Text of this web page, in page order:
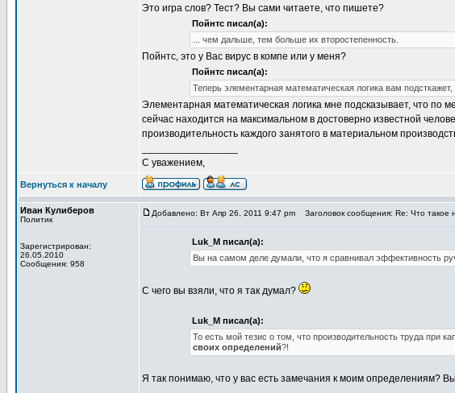
Это игра слов? Тест? Вы сами читаете, что пишете?
Пойнтс писал(а):
... чем дальше, тем больше их второстепенность.
Пойнтс, это у Вас вирус в компе или у меня?
Пойнтс писал(а):
Теперь элементарная математическая логика вам
Элементарная математическая логика мне подсказывает, что по
сейчас находится на максимальном в достоверно известной
производительность каждого занятого в материальном
С уважением,
Вернуться к началу
Иван Кулиберов
Политик
Зарегистрирован:
26.05.2010
Сообщения: 958
Добавлено: Вт Апр 26, 2011 9:47 pm Заголовок сообщения: Re: Что такое
Luk_M писал(а):
Вы на самом деле думали, что я сравнивал эффективность
С чего вы взяли, что я так думал?
Luk_M писал(а):
То есть мой тезис о том, что производительность труда при
своих определений?!
Я так понимаю, что у вас есть замечания к моим определениям?